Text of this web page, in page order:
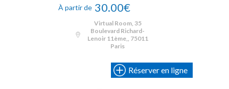
À partir de 30.00€
Virtual Room, 35
Boulevard Richard-
Lenoir 11ème,, 75011
Paris
Réserver en ligne